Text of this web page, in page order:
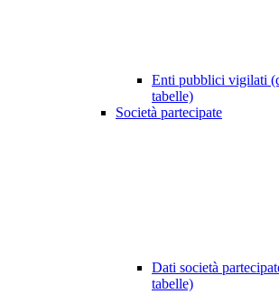
Enti pubblici vigilati
tabelle)
Società partecipate
Dati società
tabelle)